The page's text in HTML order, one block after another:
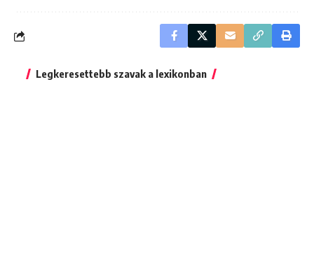
Legkeresettebb szavak a lexikonban